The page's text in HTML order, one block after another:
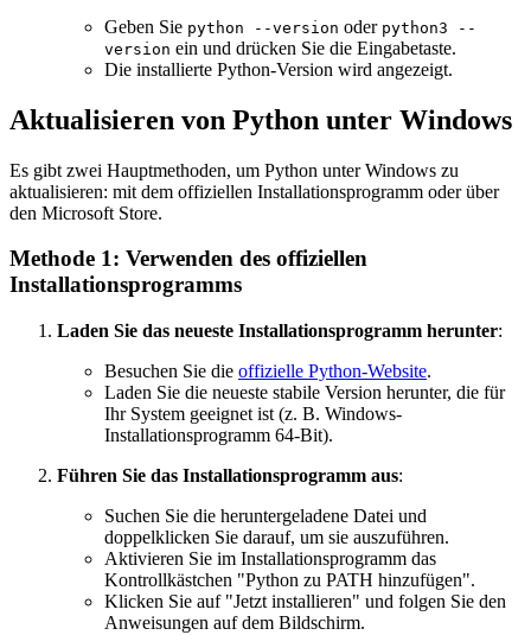
Geben Sie python --version oder python3 --
version ein und drücken Sie die Eingabetaste.
Die installierte Python-Version wird angezeigt.
Aktualisieren von Python unter Windows
Es gibt zwei Hauptmethoden, um Python unter Windows zu
aktualisieren: mit dem offiziellen Installationsprogramm oder über
den Microsoft Store.
Methode 1: Verwenden des offiziellen
Installationsprogramms
Laden Sie das neueste Installationsprogramm herunter:
Besuchen Sie die offizielle Python-Website.
Laden Sie die neueste stabile Version herunter, die für
Ihr System geeignet ist (z. B. Windows-
Installationsprogramm 64-Bit).
Führen Sie das Installationsprogramm aus:
Suchen Sie die heruntergeladene Datei und
doppelklicken Sie darauf, um sie auszuführen.
Aktivieren Sie im Installationsprogramm das
Kontrollkästchen "Python zu PATH hinzufügen".
Klicken Sie auf "Jetzt installieren" und folgen Sie den
Anweisungen auf dem Bildschirm.